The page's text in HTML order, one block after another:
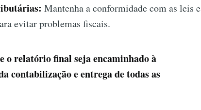
Mantenha a conformidade com as leis e
evitar problemas fiscais.
relatório final seja encaminhado à
contabilização e entrega de todas as